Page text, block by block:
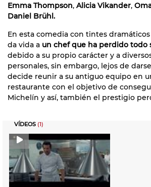
Emma Thompson, Alicia Vikander,
Daniel Brühl.
En esta comedia con tintes
da vida a un chef que ha perdido todo
debido a su propio carácter y a
personales, sin embargo, lejos de
decide reunir a su antiguo equipo en
restaurante con el objetivo de
Michelín y así, también el prestigio
VÍDEOS (1)